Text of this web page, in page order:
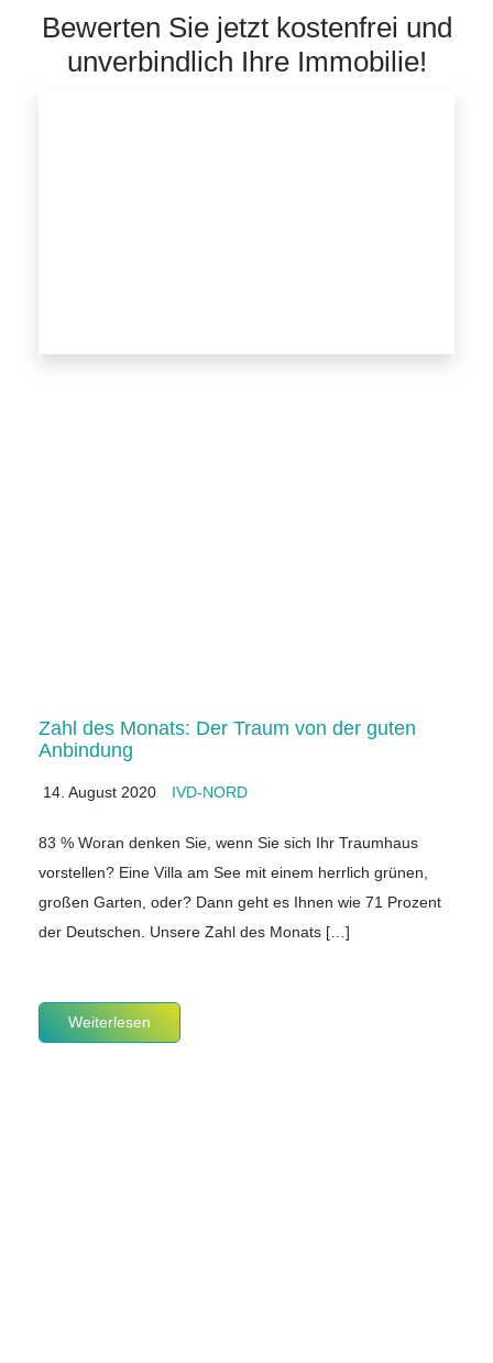
Bewerten Sie jetzt kostenfrei und
unverbindlich Ihre Immobilie!
Zahl des Monats: Der Traum von der guten
Anbindung
14. August 2020 IVD-NORD
83 % Woran denken Sie, wenn Sie sich Ihr Traumhaus
vorstellen? Eine Villa am See mit einem herrlich grünen,
großen Garten, oder? Dann geht es Ihnen wie 71 Prozent
der Deutschen. Unsere Zahl des Monats […]
Weiterlesen